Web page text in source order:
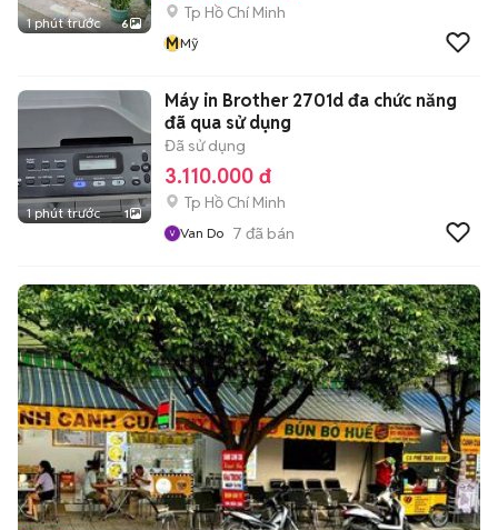
1 phút trước 6
Tp Hồ Chí Minh
MMỹ
1 phút trước 1
Máy in Brother 2701d đa chức năng
đã qua sử dụng
Đã sử dụng
3.110.000 đ
Tp Hồ Chí Minh
Van Do 7 đã bán